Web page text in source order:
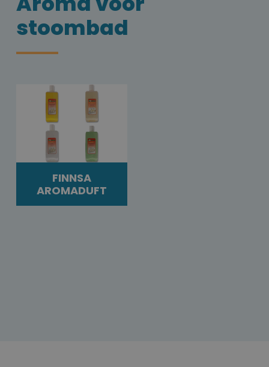
stoombad
FINNSA
AROMADUFT